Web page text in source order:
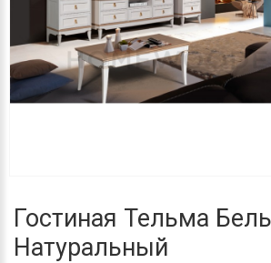
Гостиная Тельма
Натуральный